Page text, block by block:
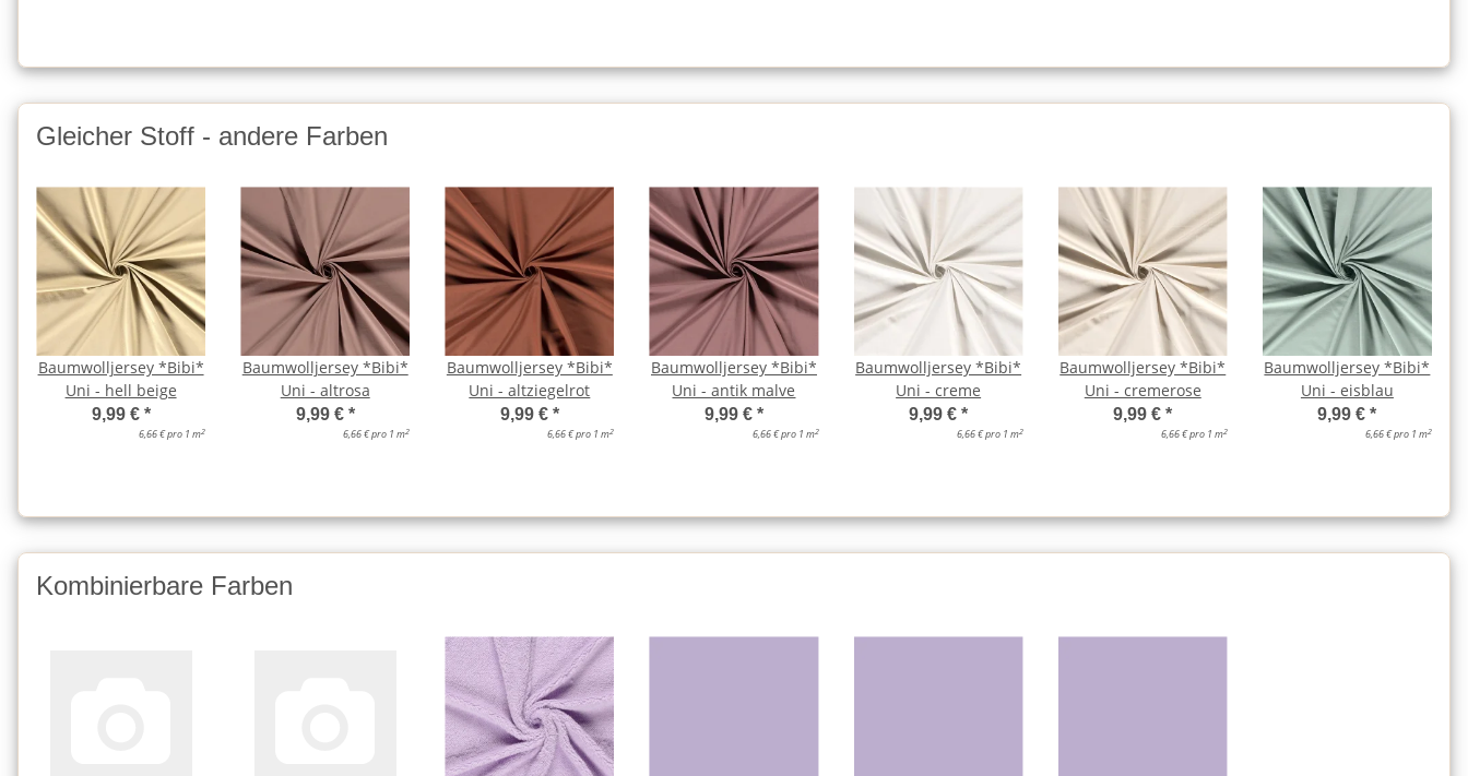
Gleicher Stoff - andere Farben
Baumwolljersey *Bibi*
Uni - hell beige
9,99 € *
6,66 € pro 1 m2
Baumwolljersey *Bibi*
Uni - altrosa
9,99 € *
6,66 € pro 1 m2
Baumwolljersey *Bibi*
Uni - altziegelrot
9,99 € *
6,66 € pro 1 m2
Baumwolljersey *Bibi*
Uni - antik malve
9,99 € *
6,66 € pro 1 m2
Baumwolljersey *Bibi*
Uni - creme
9,99 €*
6,66 € pro 1 m2
Baumwolljersey *Bibi*
Uni - cremerose
9,99 €*
6,66 € pro 1 m2
Baumwolljersey *Bibi*
Uni - eisblau
9,99 €*
6,66 € pro 1 m2
Kombinierbare Farben